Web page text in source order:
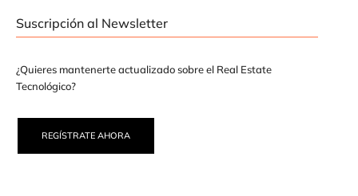
Suscripción al Newsletter
¿Quieres mantenerte actualizado sobre el Real Estate
Tecnológico?
REGÍSTRATE AHORA